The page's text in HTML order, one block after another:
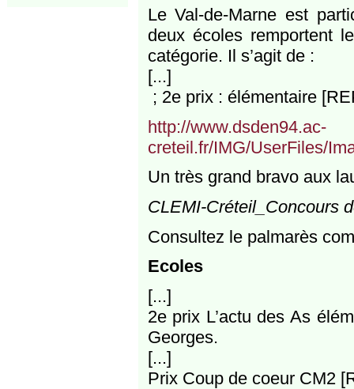
Le Val-de-Marne est
deux écoles remportent
catégorie. Il s’agit de :
[...]
; 2e prix : élémentaire
http://www.dsden94.ac-
creteil.fr/IMG/UserFiles/
Un très grand bravo aux
CLEMI-Créteil_Concours
Consultez le palmarès
Ecoles
[...]
2e prix L’actu des As
Georges.
[...]
Prix Coup de coeur CM2